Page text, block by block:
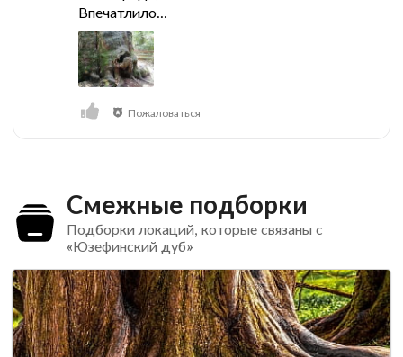
Впечатлило...
Пожаловаться
Смежные подборки
Подборки локаций, которые связаны с
«Юзефинский дуб»